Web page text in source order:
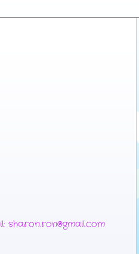
sharon.ron@gmail.com